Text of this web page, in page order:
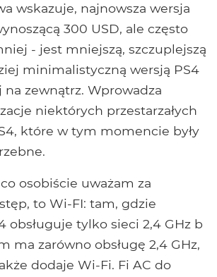
wskazuje, najnowsza wersja
300 USD, ale często
- jest mniejszą, szczuplejszą
minimalistyczną wersją PS4
zewnątrz. Wprowadza
niektórych przestarzałych
które w tym momencie były
osobiście uważam za
to Wi-FI: tam, gdzie
obsługuje tylko sieci 2,4 GHz b
ma zarówno obsługę 2,4 GHz,
dodaje Wi-Fi. Fi AC do